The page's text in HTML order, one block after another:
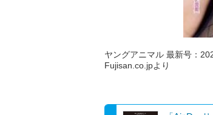
ヤングアニマル 最新号：
Fujisan.co.jpより